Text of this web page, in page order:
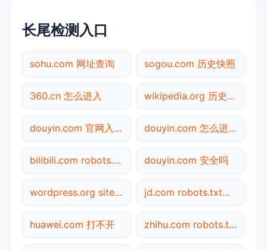
长尾检测入口
sohu.com 网址查询 sogou.com 历史快照
360.cn 怎么进入 wikipedia.org 历史快照
douyin.com 官网入口 douyin.com 怎么进入
bilibili.com robots.txt检测 douyin.com 安全吗
wordpress.org sitemap.xml检测 jd.com robots.txt检测
huawei.com 打不开 zhihu.com robots.txt检测